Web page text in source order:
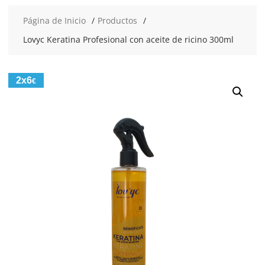
Página de Inicio
Productos
Lovyc Keratina Profesional con aceite de ricino 300ml
2x6€